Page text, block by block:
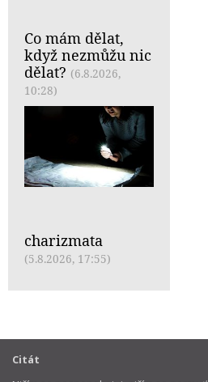
Co mám dělat,
když nezmůžu nic
dělat? (6.8.2026,
10:28)
charizmata
(5.8.2026, 17:55)
Citát